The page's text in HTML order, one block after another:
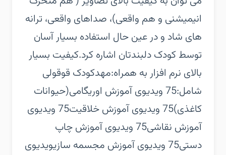
انیمیشنی و هم واقعی)، صداهای واقعی، ترانه
های شاد و در عین حال استفاده بسیار آسان
توسط کودک دلبندتان اشاره کرد.‏کیفیت بسیار
بالای نرم افزار به همراه:‏مهدکودک قوقولی
شامل:‏75 ویدیوی آموزش اوریگامی(حیوانات
کاغذی)‏75 ویدیوی آموزش خلاقیت‏75 ویدیوی
آموزش نقاشی‏75 ویدیوی آموزش چاپ
دستی‏75 ویدیوی آموزش مجسمه سازی‏ویدیوی